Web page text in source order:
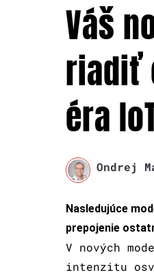
Váš
riadiť
éra
Ondrej
Nasledujúce
prepojenie
V nových
intenzitu